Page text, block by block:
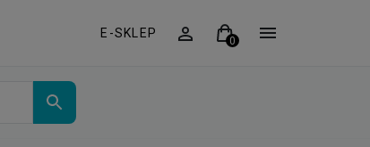
E-SKLEP